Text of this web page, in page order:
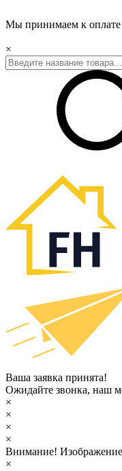
Мы принимаем к оплате
×
Ваша заявка принята!
Ожидайте звонка, наш
×
×
×
×
Внимание!
×